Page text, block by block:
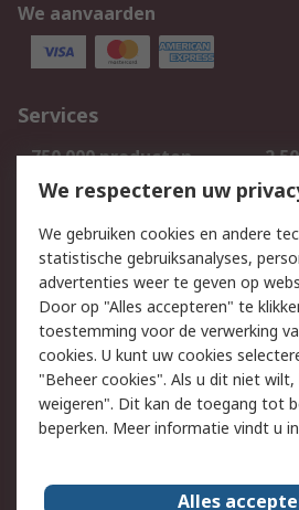
We aanvaarden
Services
750.000 producten
Bestellen
Track & Trace
Wettelijk
Cookiebeleid
Privacybeleid
Algemene
verkoopvoorwaarden
Over RS
We respecteren uw
We gebruiken cookies en andere
statistische gebruiksanalyses,
advertenties weer te geven op
Door op "Alles accepteren" te
toestemming voor de verwerking
cookies. U kunt uw cookies
"Beheer cookies". Als u dit niet wilt,
weigeren". Dit kan de toegang tot
beperken. Meer informatie vindt u in
Alles